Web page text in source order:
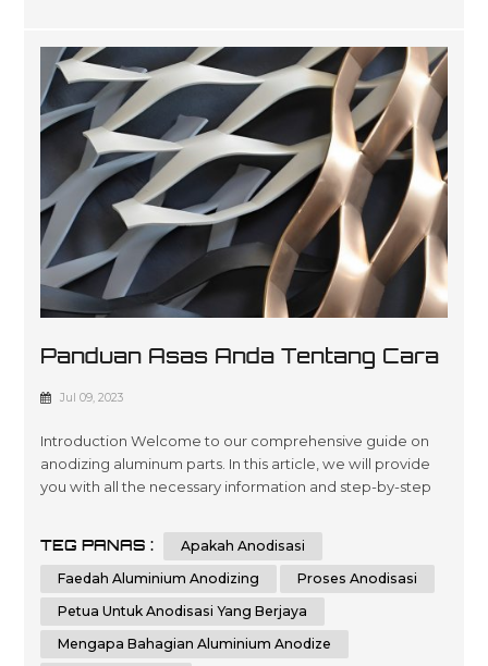
Panduan Asas Anda Tentang Cara
Menganodkan Bahagian Aluminium
Jul 09, 2023
Introduction Welcome to our comprehensive guide on
anodizing aluminum parts. In this article, we will provide
you with all the necessary information and step-by-step
Whether you are a beginner or an experienced individual
in the world of metalworking, this guide aims to assist you
TEG PANAS :
Apakah Anodisasi
Faedah Aluminium Anodizing
Proses Anodisasi
Petua Untuk Anodisasi Yang Berjaya
Mengapa Bahagian Aluminium Anodize